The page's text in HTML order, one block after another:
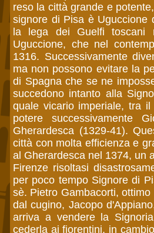
reso la città grande e
signore di Pisa è Uguccione
la lega dei Guelfi toscani
Uguccione, che nel
1316. Successivamente
ma non possono evitare la
di Spagna che se ne
succedono intanto alla
quale vicario imperiale, tra
potere successivamente
Gherardesca (1329-41).
città con molta efficienza e
al Gherardesca nel 1374, un
Firenze risoltasi
per poco tempo Signore di
sè. Pietro Gambacorti,
dal cugino, Jacopo
arriva a vendere la
cederla ai fiorentini, in